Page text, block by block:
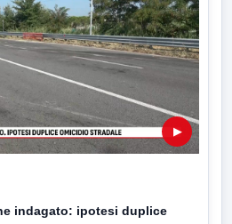
▶
indagato: ipotesi duplice